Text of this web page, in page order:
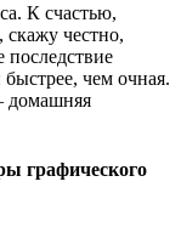
К счастью,
честно,
чем очная.
домашняя
графического